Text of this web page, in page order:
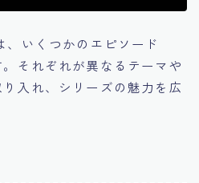
、いくつかのエピソード
。それぞれが異なるテーマや
入れ、シリーズの魅力を広